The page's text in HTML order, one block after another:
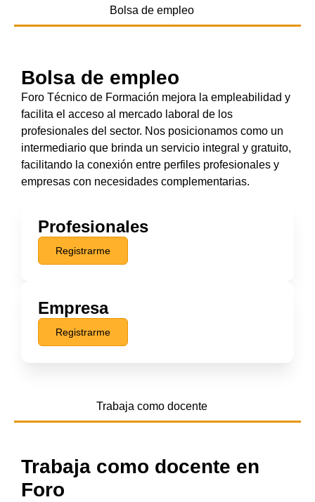
Bolsa de empleo
Trabaja como docente
Bolsa de empleo
Foro Técnico de Formación mejora la empleabilidad y
facilita el acceso al mercado laboral de los
profesionales del sector. Nos posicionamos como un
intermediario que brinda un servicio integral y gratuito,
facilitando la conexión entre perfiles profesionales y
empresas con necesidades complementarias.
Profesionales
Registrarme
Empresa
Registrarme
Trabaja como docente en
Foro